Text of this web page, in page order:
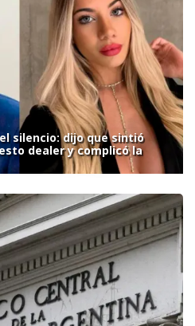
silencio: dijo que sintió
dealer y complicó la